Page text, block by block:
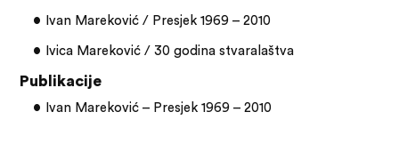
Ivan Mareković / Presjek 1969 – 2010
Ivica Mareković / 30 godina stvaralaštva
Publikacije
Ivan Mareković – Presjek 1969 – 2010